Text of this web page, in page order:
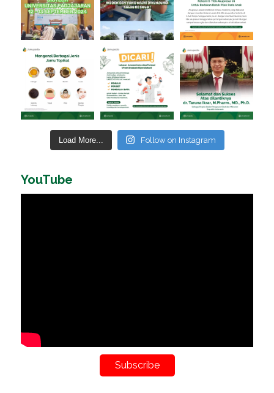
Load More... Follow on Instagram
YouTube
Subscribe